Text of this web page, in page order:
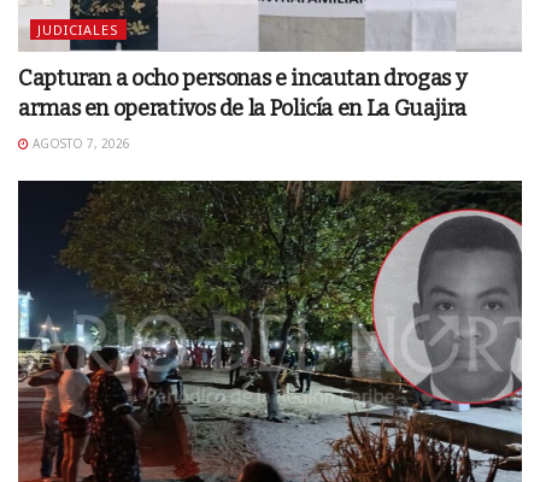
JUDICIALES
Capturan a ocho personas e incautan drogas y
armas en operativos de la Policía en La Guajira
AGOSTO 7, 2026